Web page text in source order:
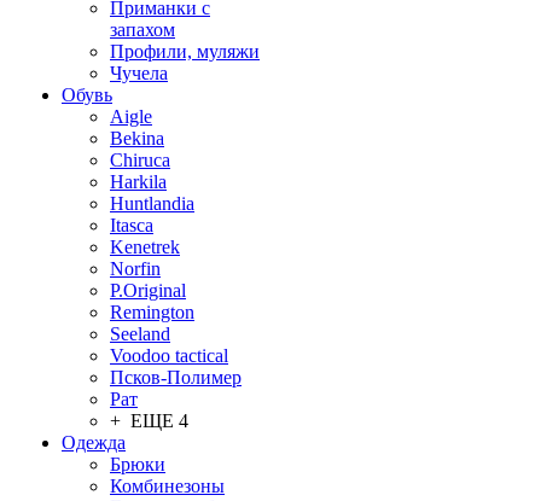
Приманки с
запахом
Профили, муляжи
Чучела
Обувь
Aigle
Bekina
Chiruсa
Harkila
Huntlandia
Itasca
Kenetrek
Norfin
P.Original
Remington
Seeland
Voodoo tactical
Псков-Полимер
Рат
+ ЕЩЕ 4
Одежда
Брюки
Комбинезоны